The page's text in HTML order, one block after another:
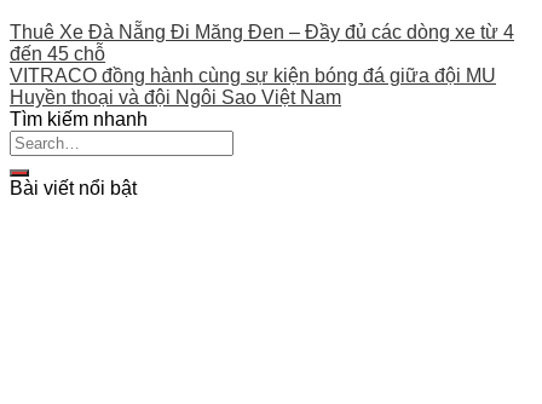
Thuê Xe Đà Nẵng Đi Măng Đen – Đầy đủ các dòng xe từ 4
đến 45 chỗ
VITRACO đồng hành cùng sự kiện bóng đá giữa đội MU
Huyền thoại và đội Ngôi Sao Việt Nam
Tìm kiếm nhanh
Bài viết nổi bật